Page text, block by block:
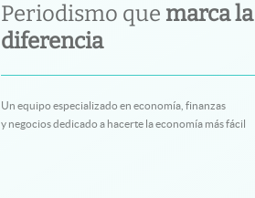
Periodismo que marca la
diferencia
Un equipo especializado en economía, finanzas
y negocios dedicado a hacerte la economía más fácil